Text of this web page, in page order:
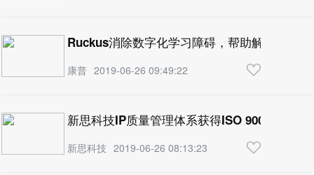
Ruckus消除数字化学习障碍，帮助解决电子
康普 2019-06-26 09:49:22
新思科技IP质量管理体系获得ISO 9001认证
新思科技 2019-06-26 08:13:23